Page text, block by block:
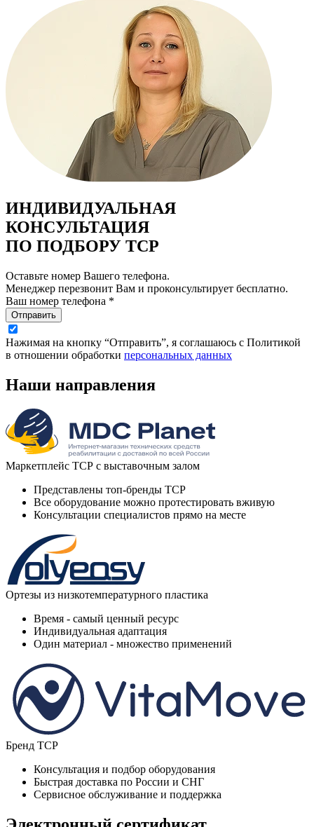
ИНДИВИДУАЛЬНАЯ
КОНСУЛЬТАЦИЯ
ПО ПОДБОРУ ТСР
Оставьте номер Вашего телефона.
Менеджер перезвонит Вам и проконсультирует бесплатно.
Ваш номер телефона *
Отправить
Нажимая на кнопку “Отправить”, я соглашаюсь с Политикой
в отношении обработки персональных данных
Наши направления
Маркетплейс ТСР с выставочным залом
Представлены топ-бренды ТСР
Все оборудование можно протестировать вживую
Консультации специалистов прямо на месте
Ортезы из низкотемпературного пластика
Время - самый ценный ресурс
Индивидуальная адаптация
Один материал - множество применений
Бренд ТСР
Консультация и подбор оборудования
Быстрая доставка по России и СНГ
Сервисное обслуживание и поддержка